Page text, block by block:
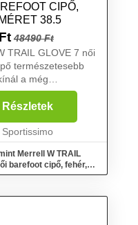
CIPŐ,
38.5
Ft 48490 Ft
TRAIL GLOVE 7 női
természetesebb
a még
érzéshez. Ez a
Foam™ hab
és a Vibram®
köszönhető,
Részletek
Sportissimo
Merrell W TRAIL
barefoot cipő, fehér,